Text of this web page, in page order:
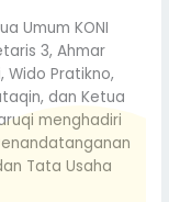
Umum KONI
3, Ahmar
Wido Pratikno,
dan Ketua
menghadiri
Tata Usaha